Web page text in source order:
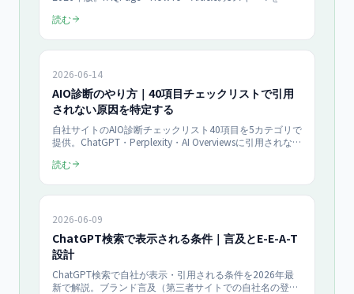
造化データ ガイドライン」(2024年)とSchema.org仕様に
読む
2026-06-14
AIO診断のやり方｜40項目チェックリストで引用
されない原因を特定する
自社サイトのAIO診断チェックリスト40項目を5カテゴリで
提供。ChatGPT・Perplexity・AI Overviewsに引用されない
運用の観点で洗い出します。優先度別の改善手順とROIの
読む
2026-06-09
ChatGPT検索で表示される条件｜言及とE-E-A-T
設計
ChatGPT検索で自社が表示・引用される条件を2026年最
新で解説。ブランド言及（第三者サイトでの自社名の登